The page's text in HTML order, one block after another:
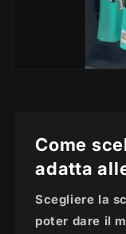
Come
adatta
Scegliere la
poter dare il